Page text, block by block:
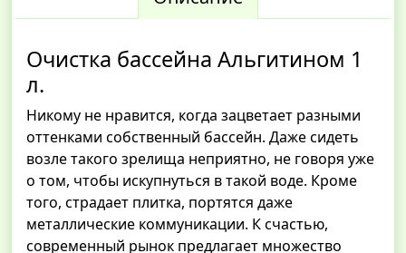
Очистка бассейна Альгитином 1
л.
Никому не нравится, когда зацветает разными
оттенками собственный бассейн. Даже сидеть
возле такого зрелища неприятно, не говоря уже
о том, чтобы искупнуться в такой воде. Кроме
того, страдает плитка, портятся даже
металлические коммуникации. К счастью,
современный рынок предлагает множество